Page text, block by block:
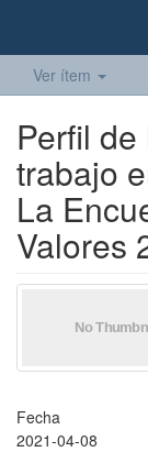
Ver ítem
Perfil
trabajo
La
Valores
Fecha
2021-04-08